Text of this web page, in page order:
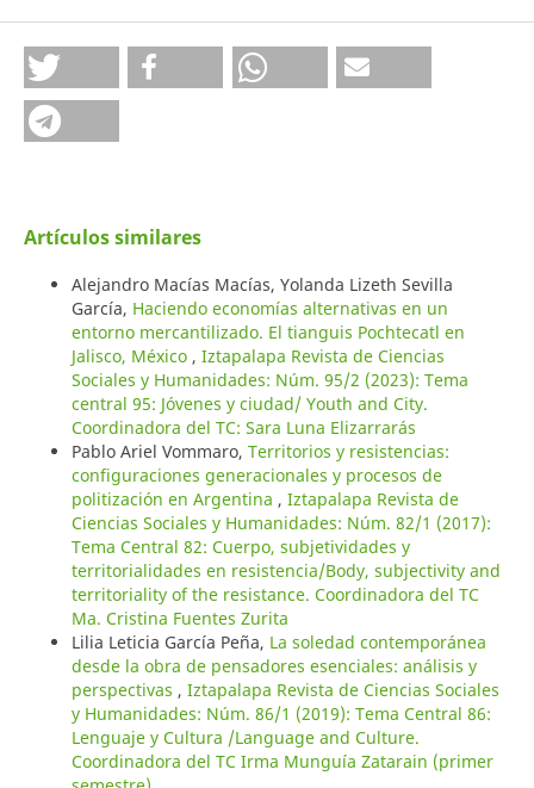
Artículos similares
Alejandro Macías Macías, Yolanda Lizeth Sevilla
García, Haciendo economías alternativas en un
entorno mercantilizado. El tianguis Pochtecatl en
Jalisco, México , Iztapalapa Revista de Ciencias
Sociales y Humanidades: Núm. 95/2 (2023): Tema
central 95: Jóvenes y ciudad/ Youth and City.
Coordinadora del TC: Sara Luna Elizarrarás
Pablo Ariel Vommaro, Territorios y resistencias:
configuraciones generacionales y procesos de
politización en Argentina , Iztapalapa Revista de
Ciencias Sociales y Humanidades: Núm. 82/1 (2017):
Tema Central 82: Cuerpo, subjetividades y
territorialidades en resistencia/Body, subjectivity and
territoriality of the resistance. Coordinadora del TC
Ma. Cristina Fuentes Zurita
Lilia Leticia García Peña, La soledad contemporánea
desde la obra de pensadores esenciales: análisis y
perspectivas , Iztapalapa Revista de Ciencias Sociales
y Humanidades: Núm. 86/1 (2019): Tema Central 86:
Lenguaje y Cultura /Language and Culture.
Coordinadora del TC Irma Munguía Zatarain (primer